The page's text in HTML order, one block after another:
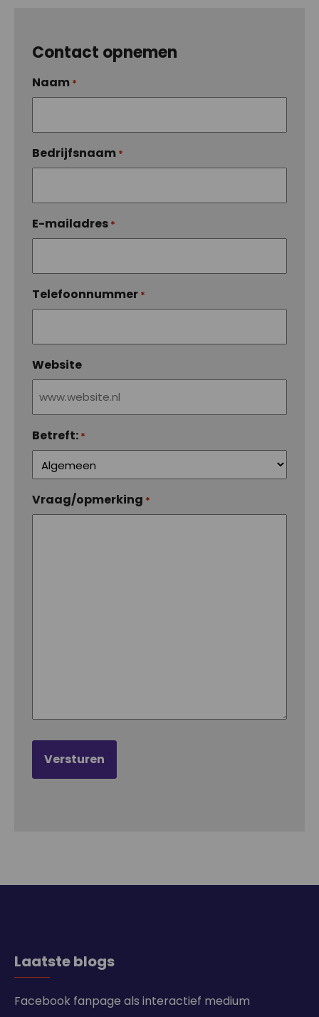
Contact opnemen
Naam *
Bedrijfsnaam *
E-mailadres *
Telefoonnummer *
Website
Betreft: *
Vraag/opmerking *
Laatste blogs
Facebook fanpage als interactief medium